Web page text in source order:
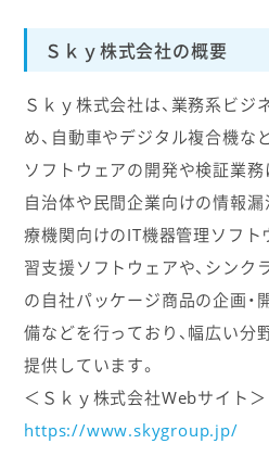
Ｓｋｙ株式会社の概要
Ｓｋｙ株式会社は、業務系ビジ
め、自動車やデジタル複合機な
ソフトウェアの開発や検証業務
自治体や民間企業向けの情報漏
療機関向けのIT機器管理ソフト
習支援ソフトウェアや、シンク
の自社パッケージ商品の企画・
備などを行っており、幅広い分
提供しています。
＜Ｓｋｙ株式会社Webサイト＞
https://www.skygroup.jp/